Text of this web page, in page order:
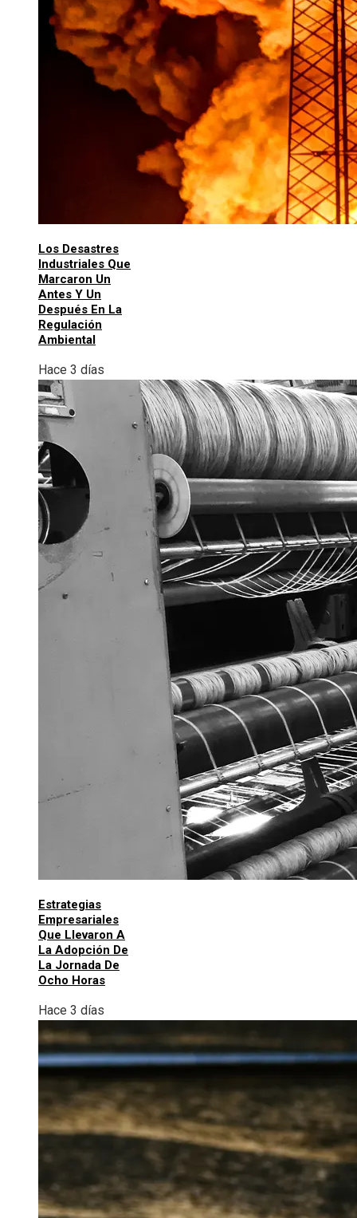
Los Desastres
Industriales Que
Marcaron Un
Antes Y Un
Después En La
Regulación
Ambiental
Hace 3 días
Estrategias
Empresariales
Que Llevaron A
La Adopción De
La Jornada De
Ocho Horas
Hace 3 días